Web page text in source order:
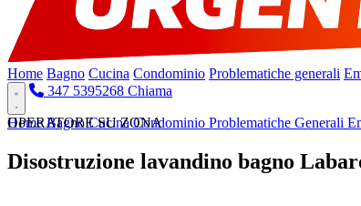
Home Bagno Cucina Condominio Problematiche generali
347 5395268 Chiama
HomeBagnoCucinaCondominio Problematiche Generali
OPERATORE SU ZONA
Disostruzione lavandino bagno